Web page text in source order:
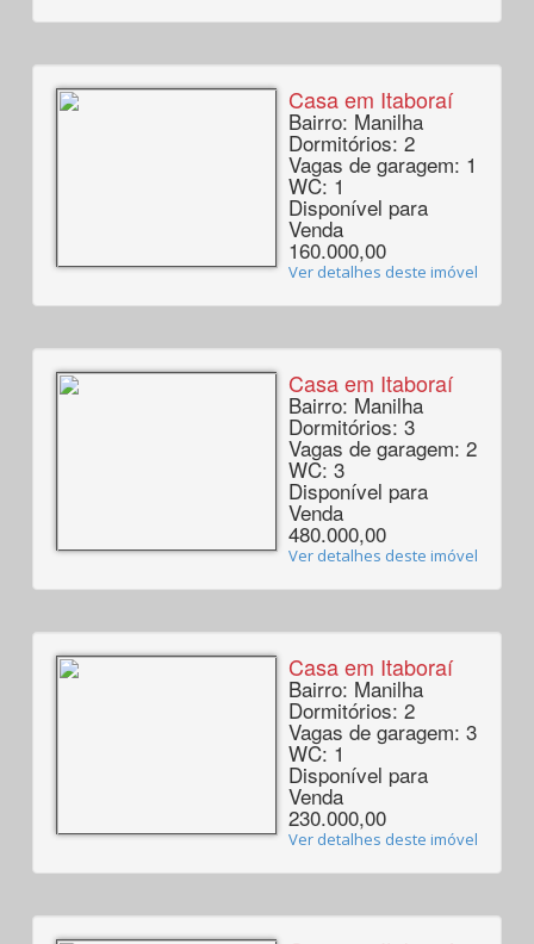
Casa em Itaboraí
Bairro: Manilha
Dormitórios: 2
Vagas de garagem: 1
WC: 1
Disponível para
Venda
160.000,00
Ver detalhes deste imóvel
Casa em Itaboraí
Bairro: Manilha
Dormitórios: 3
Vagas de garagem: 2
WC: 3
Disponível para
Venda
480.000,00
Ver detalhes deste imóvel
Casa em Itaboraí
Bairro: Manilha
Dormitórios: 2
Vagas de garagem: 3
WC: 1
Disponível para
Venda
230.000,00
Ver detalhes deste imóvel